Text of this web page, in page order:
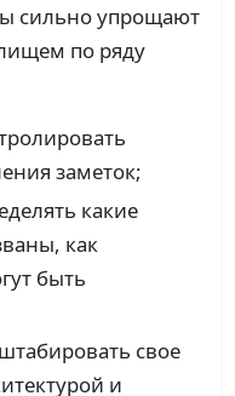
сильно упрощают
по ряду
заметок;
какие
как
быть
свое
и